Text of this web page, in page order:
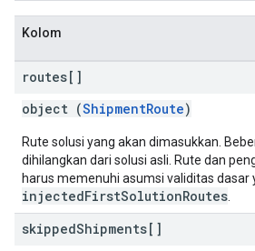
Kolom
routes[]
object (ShipmentRoute)
Rute solusi yang akan dimasukkan.
dihilangkan dari solusi asli. Rute dan
harus memenuhi asumsi validitas
injectedFirstSolutionRoutes
skippedShipments[]